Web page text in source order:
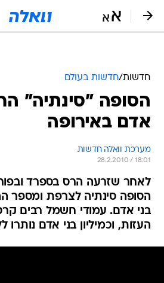
חדשות/חדשות בעולם
אדם באירופה
מערכת וואלה חדשות
28.2.2010 / 18:01
לאחר שזרעה הרס בספרד
בני אדם. עמודי חשמל רבים
העזות, וכמיליון בני אדם